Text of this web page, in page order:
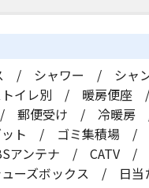
/ シャワー / シャン
イレ別 / 暖房便座
/ 郵便受け / 冷暖
ト / ゴミ集積場 /
ンテナ / CATV /
ズボックス / 日当